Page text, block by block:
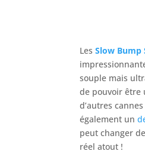
LesSlow Bump
souple mais
de pouvoir être
d’autres
également un
peut changer
réel atout !